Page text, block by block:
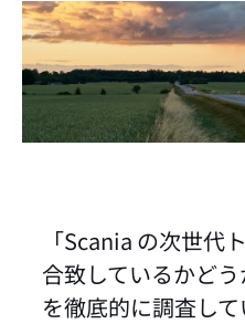
「Scania の次世代
合致しているかど
を徹底的に調査して